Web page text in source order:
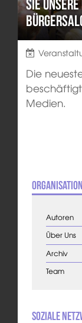
sie unsere
Die
Medien.
Organisation
Autoren
Über Uns
Archiv
Team
Soziale